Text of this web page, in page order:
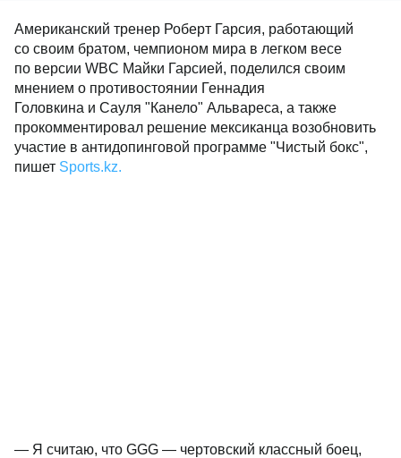
Американский тренер Роберт Гарсия, работающий
со своим братом, чемпионом мира в легком весе
по версии WBC Майки Гарсией, поделился своим
мнением о противостоянии Геннадия
Головкина и Сауля "Канело" Альвареса, а также
прокомментировал решение мексиканца возобновить
участие в антидопинговой программе "Чистый бокс",
пишет Sports.kz.
— Я считаю, что GGG — чертовский классный боец,